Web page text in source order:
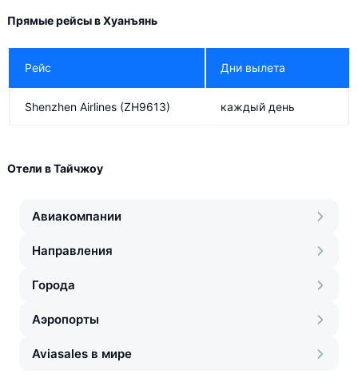
Прямые рейсы в Хуанъянь
Рейс Дни вылета
Shenzhen Airlines (ZH9613) каждый день
Отели в Тайчжоу
Авиакомпании
Направления
Города
Аэропорты
Aviasales в мире